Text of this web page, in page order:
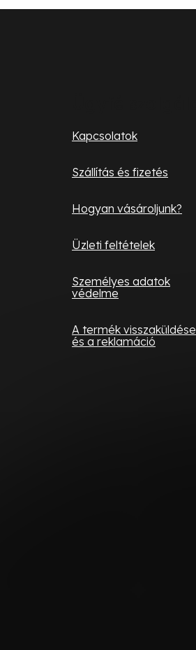
Kapcsolatok
Szállítás és fizetés
Hogyan vásároljunk?
Üzleti feltételek
Személyes adatok
védelme
A termék visszaküldése
és a reklamáció